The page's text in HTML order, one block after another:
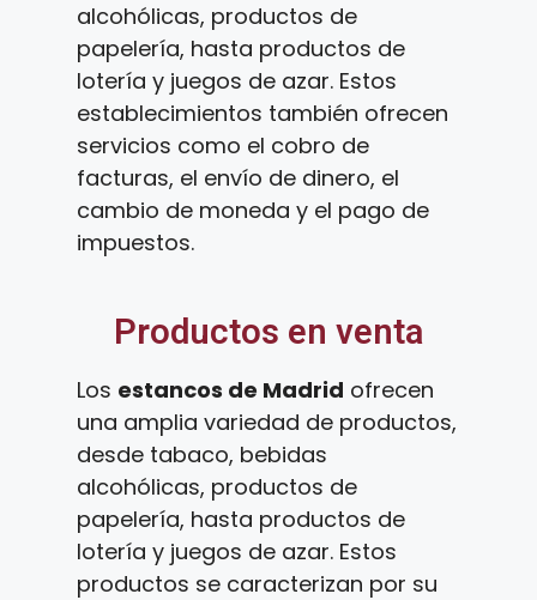
alcohólicas, productos de
papelería, hasta productos de
lotería y juegos de azar. Estos
establecimientos también ofrecen
servicios como el cobro de
facturas, el envío de dinero, el
cambio de moneda y el pago de
impuestos.
Productos en venta
Los estancos de Madrid ofrecen
una amplia variedad de productos,
desde tabaco, bebidas
alcohólicas, productos de
papelería, hasta productos de
lotería y juegos de azar. Estos
productos se caracterizan por su